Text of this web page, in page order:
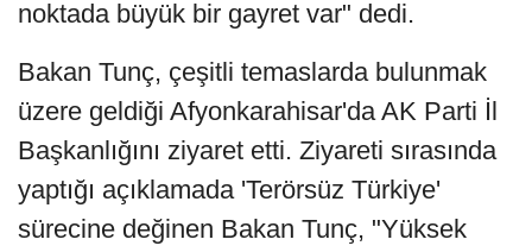
noktada büyük bir gayret var" dedi.
Bakan Tunç, çeşitli temaslarda bulunmak
üzere geldiği Afyonkarahisar'da AK Parti İl
Başkanlığını ziyaret etti. Ziyareti sırasında
yaptığı açıklamada 'Terörsüz Türkiye'
sürecine değinen Bakan Tunç, "Yüksek